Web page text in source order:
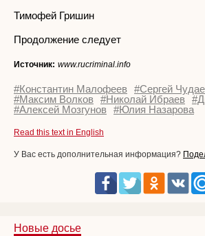
Тимофей Гришин
Продолжение следует
Источник: www.rucriminal.info
#Константин Малофеев #Сергей
#Максим Волков #Николай Ибраев
#Алексей Мозгунов #Юлия Назарова
Read this text in English
У Вас есть дополнительная информация?
Новые досье